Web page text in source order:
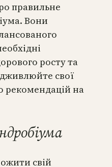
правильне
Вони
росту та
свої
рекомендацій на
свій